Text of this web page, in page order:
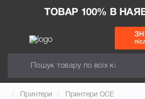
ТОВАР 100% В
Принтери Принтери OCE